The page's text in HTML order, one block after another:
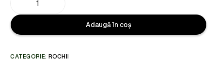
Adaugă în coș
CATEGORIE: ROCHII